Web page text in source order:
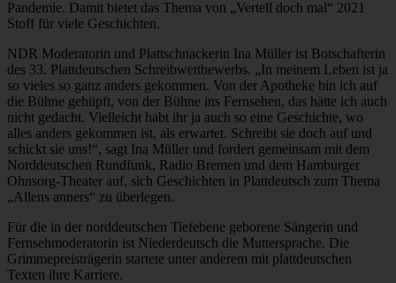
Pandemie. Damit bietet das Thema von „Vertell doch mal“ 2021
Stoff für viele Geschichten.
NDR Moderatorin und Plattschnackerin Ina Müller ist Botschafterin
des 33. Plattdeutschen Schreibwettbewerbs. „In meinem Leben ist ja
so vieles so ganz anders gekommen. Von der Apotheke bin ich auf
die Bühne gehüpft, von der Bühne ins Fernsehen, das hätte ich auch
nicht gedacht. Vielleicht habt ihr ja auch so eine Geschichte, wo
alles anders gekommen ist, als erwartet. Schreibt sie doch auf und
schickt sie uns!“, sagt Ina Müller und fordert gemeinsam mit dem
Norddeutschen Rundfunk, Radio Bremen und dem Hamburger
Ohnsorg-Theater auf, sich Geschichten in Plattdeutsch zum Thema
„Allens anners“ zu überlegen.
Für die in der norddeutschen Tiefebene geborene Sängerin und
Fernsehmoderatorin ist Niederdeutsch die Muttersprache. Die
Grimmepreisträgerin startete unter anderem mit plattdeutschen
Texten ihre Karriere.